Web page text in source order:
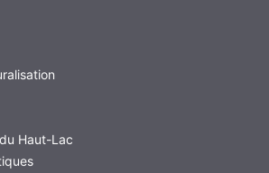
Haut-Lac